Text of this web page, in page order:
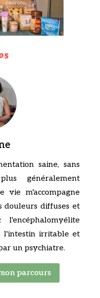
saine, sans
généralement
vie m'accompagne
douleurs diffuses et
l'intestin irritable et
un psychiatre.
parcours